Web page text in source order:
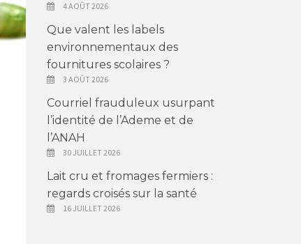
4 AOÛT 2026
Que valent les labels
environnementaux des
fournitures scolaires ?
3 AOÛT 2026
Courriel frauduleux usurpant
l’identité de l’Ademe et de
l’ANAH
30 JUILLET 2026
Lait cru et fromages fermiers :
regards croisés sur la santé
16 JUILLET 2026